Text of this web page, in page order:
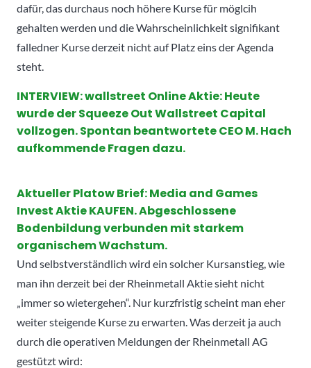
dafür, das durchaus noch höhere Kurse für möglcih
gehalten werden und die Wahrscheinlichkeit signifikant
falledner Kurse derzeit nicht auf Platz eins der Agenda
steht.
INTERVIEW: wallstreet Online Aktie: Heute
wurde der Squeeze Out Wallstreet Capital
vollzogen. Spontan beantwortete CEO M. Hach
aufkommende Fragen dazu.
Aktueller Platow Brief: Media and Games
Invest Aktie KAUFEN. Abgeschlossene
Bodenbildung verbunden mit starkem
organischem Wachstum.
Und selbstverständlich wird ein solcher Kursanstieg, wie
man ihn derzeit bei der Rheinmetall Aktie sieht nicht
„immer so wietergehen“. Nur kurzfristig scheint man eher
weiter steigende Kurse zu erwarten. Was derzeit ja auch
durch die operativen Meldungen der Rheinmetall AG
gestützt wird: